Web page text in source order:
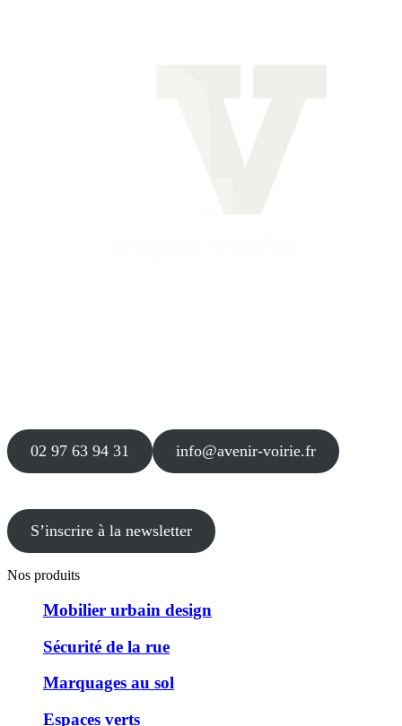
02 97 63 94 31 info@avenir-voirie.fr
S’inscrire à la newsletter
Nos produits
Mobilier urbain design
Sécurité de la rue
Marquages au sol
Espaces verts